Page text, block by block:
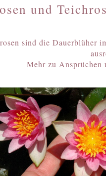
und
sind die Dauerblüher
Mehr zu Ansprüchen